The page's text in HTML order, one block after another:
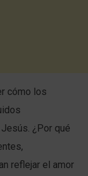
cómo los
¿Por qué
reflejar el amor